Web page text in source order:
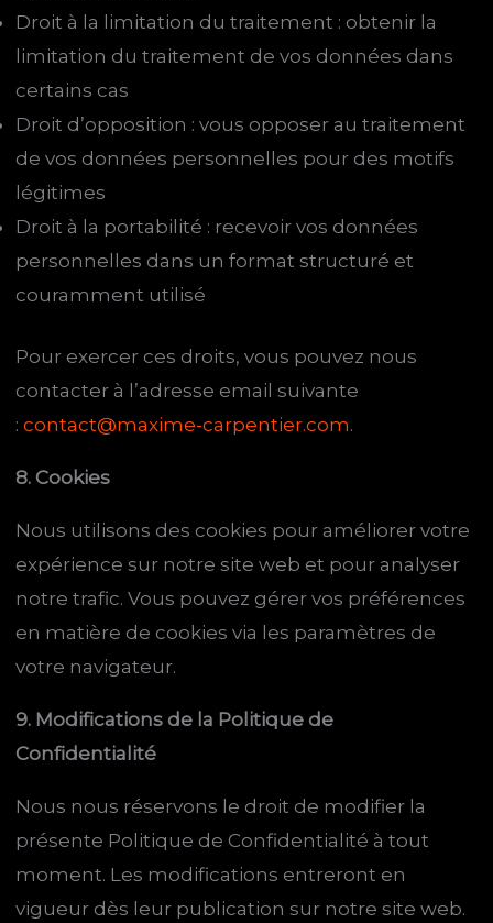
Droit à la limitation du traitement : obtenir la
limitation du traitement de vos données dans
certains cas
Droit d’opposition : vous opposer au traitement
de vos données personnelles pour des motifs
légitimes
Droit à la portabilité : recevoir vos données
personnelles dans un format structuré et
couramment utilisé
Pour exercer ces droits, vous pouvez nous
contacter à l’adresse email suivante
:contact@maxime-carpentier.com.
8. Cookies
Nous utilisons des cookies pour améliorer votre
expérience sur notre site web et pour analyser
notre trafic. Vous pouvez gérer vos préférences
en matière de cookies via les paramètres de
votre navigateur.
9. Modifications de la Politique de
Confidentialité
Nous nous réservons le droit de modifier la
présente Politique de Confidentialité à tout
moment. Les modifications entreront en
vigueur dès leur publication sur notre site web.